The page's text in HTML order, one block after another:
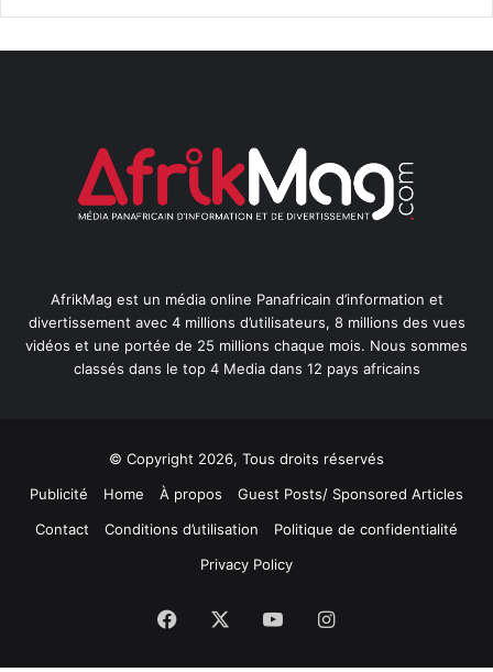
AfrikMag est un média online Panafricain d’information et
divertissement avec 4 millions d’utilisateurs, 8 millions des vues
vidéos et une portée de 25 millions chaque mois. Nous sommes
classés dans le top 4 Media dans 12 pays africains
© Copyright 2026, Tous droits réservés
Publicité
Home À propos
Guest Posts/ Sponsored Articles
Contact
Conditions d’utilisation
Politique de confidentialité
Privacy Policy
Facebook YouTubeInstagram